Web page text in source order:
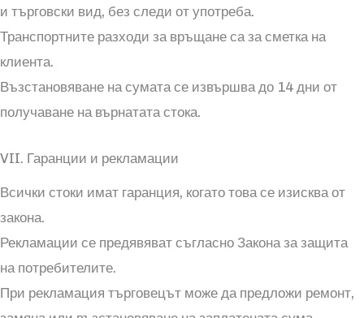
и търговски вид, без следи от употреба.
Транспортните разходи за връщане са за сметка на
клиента.
Възстановяване на сумата се извършва до 14 дни от
получаване на върнатата стока.
VII. Гаранции и рекламации
Всички стоки имат гаранция, когато това се изисква от
закона.
Рекламации се предявяват съгласно Закона за защита
на потребителите.
При рекламация търговецът може да предложи ремонт,